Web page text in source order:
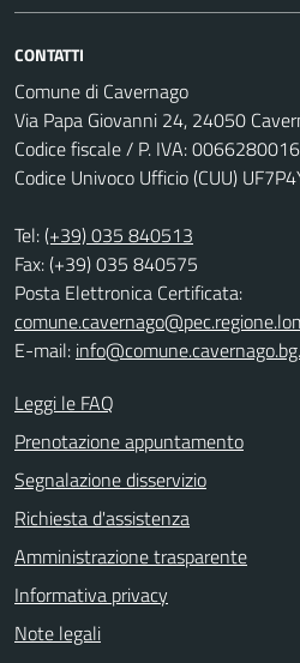
CONTATTI
Comune di Cavernago
Via Papa Giovanni 24, 24050
Codice fiscale / P. IVA:
Codice Univoco Ufficio (CUU)
Tel:(+39) 035 840513
Fax: (+39) 035 840575
Posta Elettronica Certificata:
E-mail:
Leggi le FAQ
Prenotazione appuntamento
Segnalazione disservizio
Richiesta d'assistenza
Amministrazione trasparente
Informativa privacy
Note legali